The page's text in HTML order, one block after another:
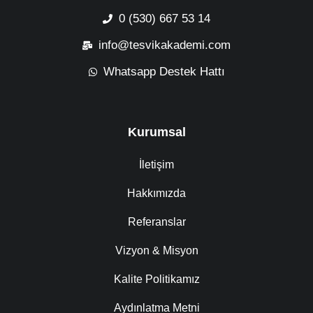
0 (530) 667 53 14
info@tesvikakademi.com
Whatsapp Destek Hattı
Kurumsal
İletişim
Hakkımızda
Referanslar
Vizyon & Misyon
Kalite Politikamız
Aydınlatma Metni